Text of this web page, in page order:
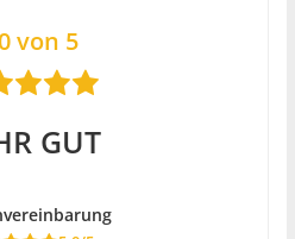
von 5
GUT